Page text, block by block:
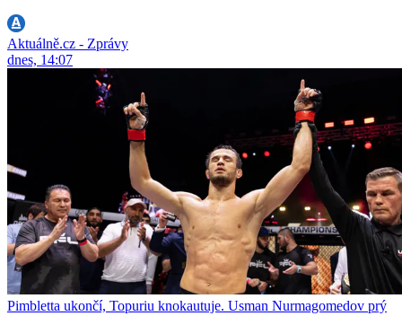
Aktuálně.cz - Zprávy
dnes, 14:07
Pimbletta ukončí, Topuriu knokautuje. Usman Nurmagomedov prý